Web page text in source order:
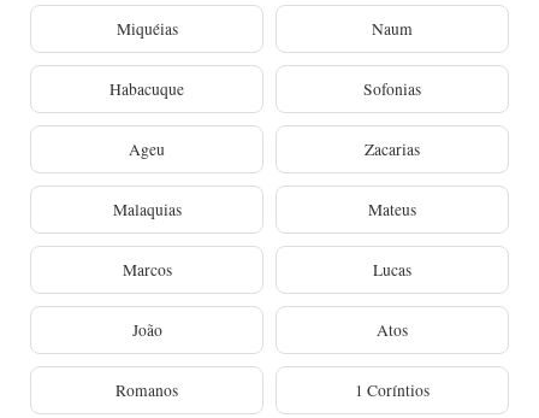
Miquéias Naum
Habacuque Sofonias
Ageu Zacarias
Malaquias Mateus
Marcos Lucas
João Atos
Romanos 1 Coríntios